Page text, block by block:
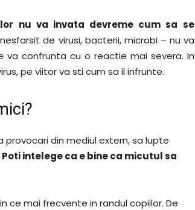
nu va invata devreme cum sa se
de virusi, bacterii, microbi – nu va
confrunta cu o reactie mai severa. In
pe viitor va sti cum sa il infrunte.
din mediul extern, sa lupte
Poti intelege ca e bine ca micutul sa
ce mai frecvente in randul copiilor. De